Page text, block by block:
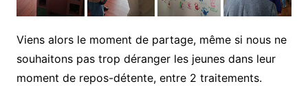
Viens alors le moment de partage, même si nous ne
souhaitons pas trop déranger les jeunes dans leur
moment de repos-détente, entre 2 traitements.